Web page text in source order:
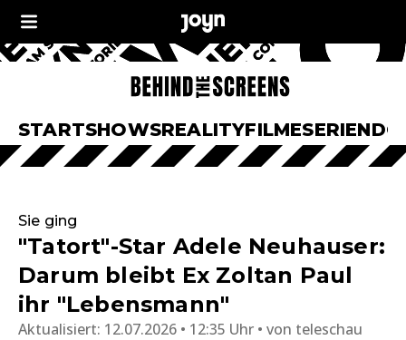
STARTSHOWSREALITYFILMESERIEN
Sie ging
"Tatort"-Star Adele Neuhauser:
Darum bleibt Ex Zoltan Paul
ihr "Lebensmann"
Aktualisiert: 12.07.2026 • 12:35 Uhr von teleschau